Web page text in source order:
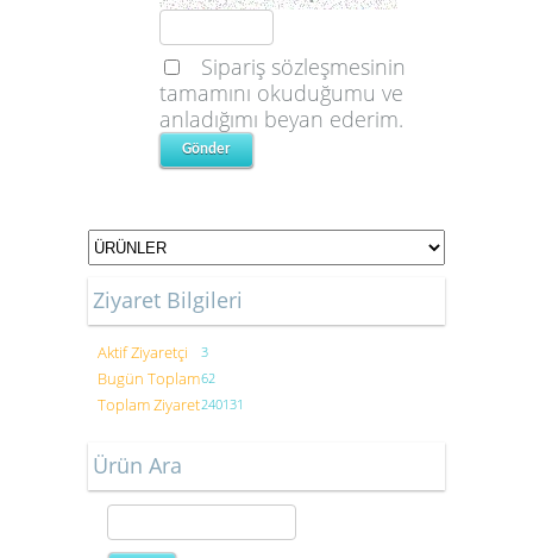
Sipariş sözleşmesinin
tamamını okuduğumu ve
anladığımı beyan ederim.
Ziyaret Bilgileri
Aktif Ziyaretçi 3
Bugün Toplam62
Toplam Ziyaret240131
Ürün Ara